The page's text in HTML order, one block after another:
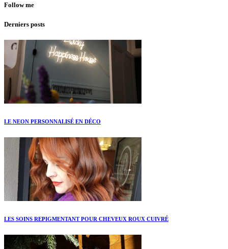
Follow me
Derniers posts
LE NEON PERSONNALISÉ EN DÉCO
LES SOINS REPIGMENTANT POUR CHEVEUX ROUX CUIVRÉ